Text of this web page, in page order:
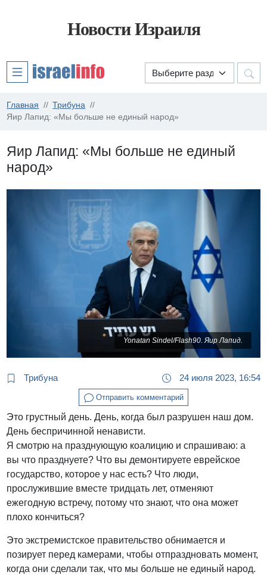
Новости Израиля
Главная
Трибуна
Яир Лапид: «Мы больше не единый народ»
Яир Лапид: «Мы больше не единый
народ»
Yonatan Sindel/Flash90. Яир Лапид.
Трибуна 24 июля 2023, 16:54
Отправить комментарий
Это грустный день. День, когда был разрушен наш дом.
День беспричинной ненависти.
Я смотрю на празднующую коалицию и спрашиваю: а
вы что празднуете? Что вы демонтируете еврейское
государство, которое у нас есть? Что люди,
прослужившие вместе тридцать лет, отменяют
ежегодную встречу, потому что знают, что она может
плохо кончиться?
Это экстремистское правительство обнимается и
позирует перед камерами, чтобы отпраздновать момент,
когда они сделали так, что мы больше не единый народ.